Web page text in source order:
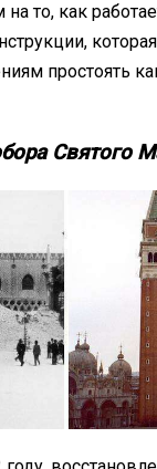
то, как
простоять
Святого